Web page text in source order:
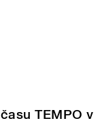
TEMPO v